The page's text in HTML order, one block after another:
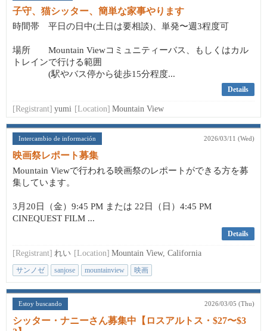
子守、猫シッター、簡単な家事やります
時間帯 平日の日中(土日は要相談)、単発〜週3程度可
場所 Mountain Viewコミュニティーバス、もしくはカル
トレインで行ける範囲
(駅やバス停から徒歩15分程度...
Details
[Registrant] yumi [Location] Mountain View
Intercambio de información 2026/03/11 (Wed)
映画祭レポート募集
Mountain Viewで行われる映画祭のレポートができる方を募
集しています。
3月20日（金）9:45 PM または 22日（日）4:45 PM
CINEQUEST FILM ...
Details
[Registrant] れい [Location] Mountain View, California
サンノゼ sanjose mountainview 映画
Estoy buscando 2026/03/05 (Thu)
シッター・ナニーさん募集中【ロスアルトス・$27〜$3